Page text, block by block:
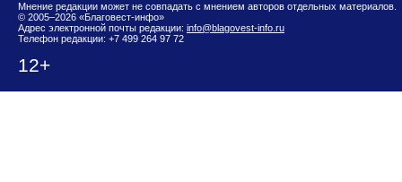
Мнение редакции может не совпадать с мнением авторов отдельных материалов.
© 2005–2026 «Благовест-инфо»
Адрес электронной почты редакции: info@blagovest-info.ru
Телефон редакции: +7 499 264 97 72
12+